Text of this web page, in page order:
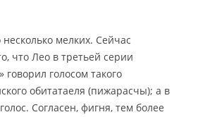
мелких. Сейчас
что Лео в третьей серии
голосом такого
обитатаеля (пижарасчы); а в
Согласен, фигня, тем более